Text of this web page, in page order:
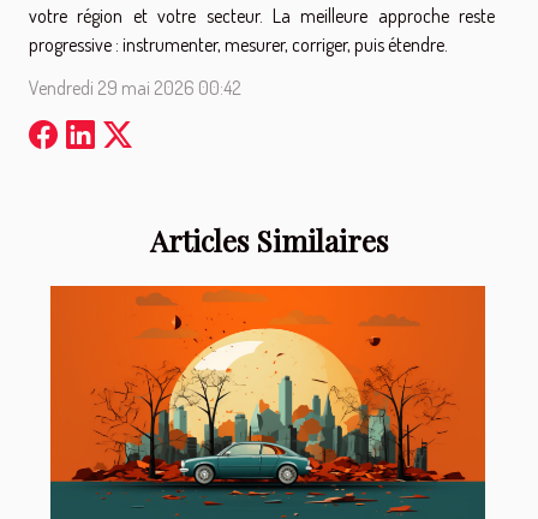
votre région et votre secteur. La meilleure approche reste
progressive : instrumenter, mesurer, corriger, puis étendre.
Vendredi 29 mai 2026 00:42
Articles Similaires